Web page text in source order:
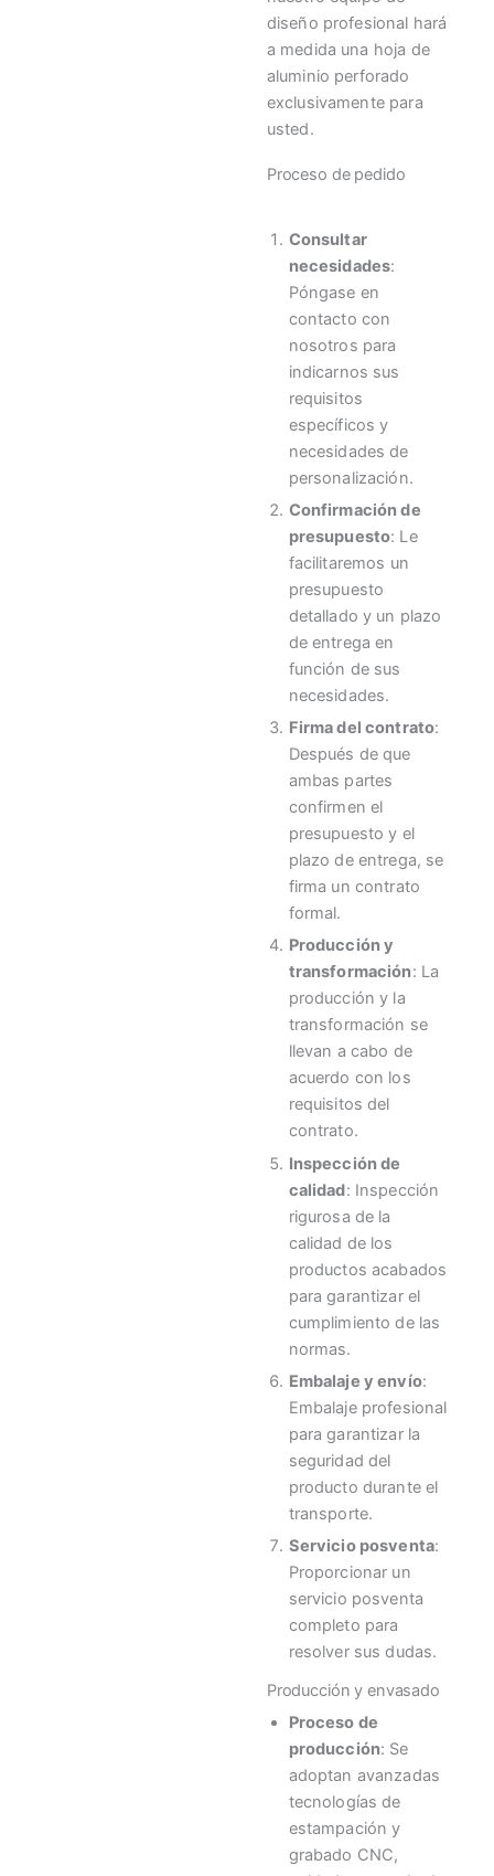
diseño profesional hará
a medida una hoja de
aluminio perforado
exclusivamente para
usted.
Proceso de pedido
Consultar
necesidades:
Póngase en
contacto con
nosotros para
indicarnos sus
requisitos
específicos y
necesidades de
personalización.
Confirmación de
presupuesto: Le
facilitaremos un
presupuesto
detallado y un plazo
de entrega en
función de sus
necesidades.
Firma del contrato:
Después de que
ambas partes
confirmen el
presupuesto y el
plazo de entrega, se
firma un contrato
formal.
Producción y
transformación: La
producción y la
transformación se
llevan a cabo de
acuerdo con los
requisitos del
contrato.
Inspección de
calidad: Inspección
rigurosa de la
calidad de los
productos acabados
para garantizar el
cumplimiento de las
normas.
Embalaje y envío:
Embalaje profesional
para garantizar la
seguridad del
producto durante el
transporte.
Servicio posventa:
Proporcionar un
servicio posventa
completo para
resolver sus dudas.
Producción y envasado
Proceso de
producción: Se
adoptan avanzadas
tecnologías de
estampación y
grabado CNC,